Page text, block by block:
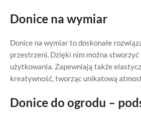
Donice na wymiar
Donice na wymiar to doskonałe
przestrzeni. Dzięki nim można
użytkowania. Zapewniają także
kreatywność, tworząc unikatową
Donice do ogrodu –